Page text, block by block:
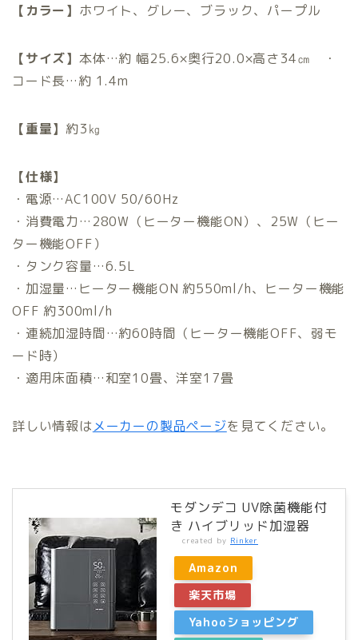
【カラー】 ホワイト、グレー、ブラック、パープル
【サイズ】 本体…約 幅25.6×奥行20.0×高さ34㎝ ・
コード長…約 1.4m
【重量】 約3㎏
【仕様】
・電源…AC100V 50/60Hz
・消費電力…280W（ヒーター機能ON）、25W（ヒー
ター機能OFF）
・タンク容量…6.5L
・加湿量…ヒーター機能ON 約550ml/h、ヒーター機能
OFF 約300ml/h
・連続加湿時間…約60時間（ヒーター機能OFF、弱モ
ード時）
・適用床面積…和室10畳、洋室17畳
詳しい情報はメーカーの製品ページを見てください。
モダンデコ UV除菌機能付
き ハイブリッド加湿器
created by Rinker
Amazon
楽天市場
Yahooショッピング